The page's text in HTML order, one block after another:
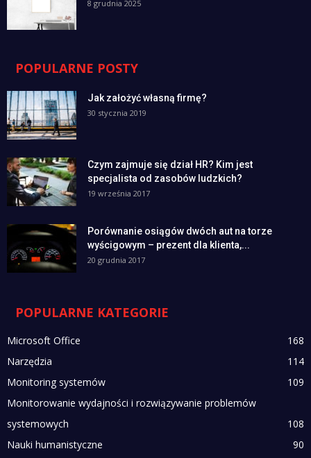
8 grudnia 2025
POPULARNE POSTY
Jak założyć własną firmę?
30 stycznia 2019
Czym zajmuje się dział HR? Kim jest
specjalista od zasobów ludzkich?
19 września 2017
Porównanie osiągów dwóch aut na torze
wyścigowym – prezent dla klienta,...
20 grudnia 2017
POPULARNE KATEGORIE
Microsoft Office
168
Narzędzia
114
Monitoring systemów
109
Monitorowanie wydajności i rozwiązywanie problemów
systemowych
108
Nauki humanistyczne
90